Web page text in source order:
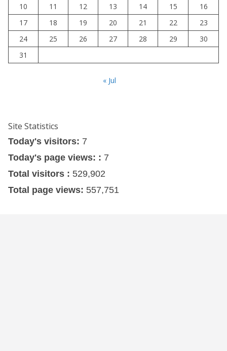
10
11 12 13 14 15
16
17
18 19 20 21 22
23
24
25 26 27 28 29
30
31
« Jul
Site Statistics
Today's visitors: 7
Today's page views: : 7
Total visitors : 529,902
Total page views: 557,751